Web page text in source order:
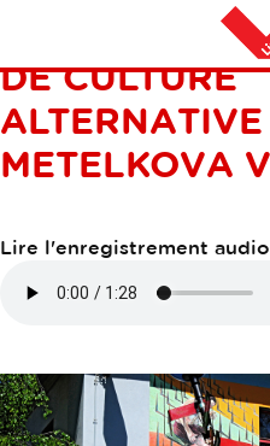
METELKOVA,
DE CULTURE
ALTERNATIVE
METELKOVA
Lire l'enregistrement